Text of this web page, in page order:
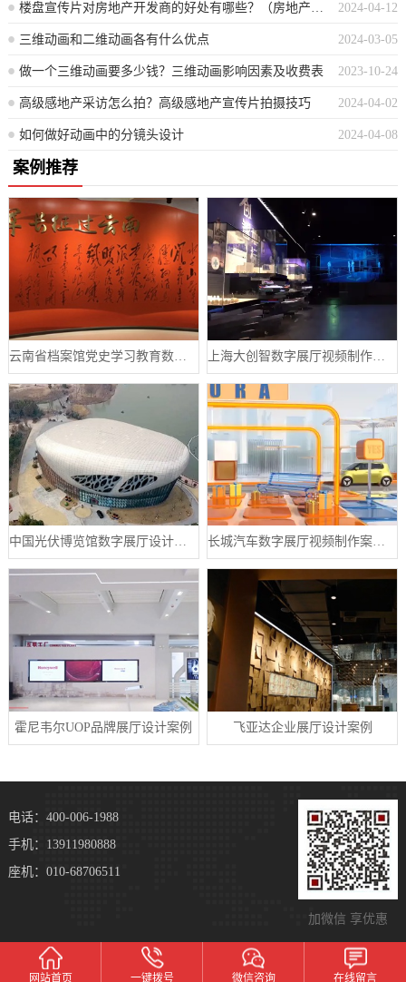
2024-04-12
楼盘宣传片对房地产开发商的好处有哪些？（房地产开发商如何利用楼盘宣传片提升销售效果？）
2024-03-05
三维动画和二维动画各有什么优点
2023-10-24
做一个三维动画要多少钱？三维动画影响因素及收费表
2024-04-02
高级感地产采访怎么拍？高级感地产宣传片拍摄技巧
2024-04-08
如何做好动画中的分镜头设计
案例推荐
云南省档案馆党史学习教育数字展厅案例
中国光伏博览馆数字展厅设计案例 长城汽车数字展厅视频制作案例分享
霍尼韦尔UOP品牌展厅设计案例 飞亚达企业展厅设计案例
加微信 享优惠
电话：400-006-1988
手机：13911980888
座机：010-68706511
网站首页 一键拨号 微信咨询 在线留言